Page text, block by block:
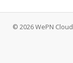
© 2026 WePN Cloud